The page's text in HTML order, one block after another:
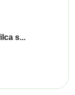
s...